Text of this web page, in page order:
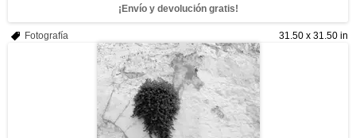
¡Envío y devolución gratis!
31.50 x 31.50 in
Fotografía